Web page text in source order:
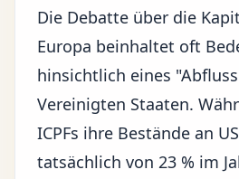
Die Debatte über die
Europa beinhaltet oft
hinsichtlich eines
Vereinigten Staaten.
ICPFs ihre Bestände an
tatsächlich von 23 % im